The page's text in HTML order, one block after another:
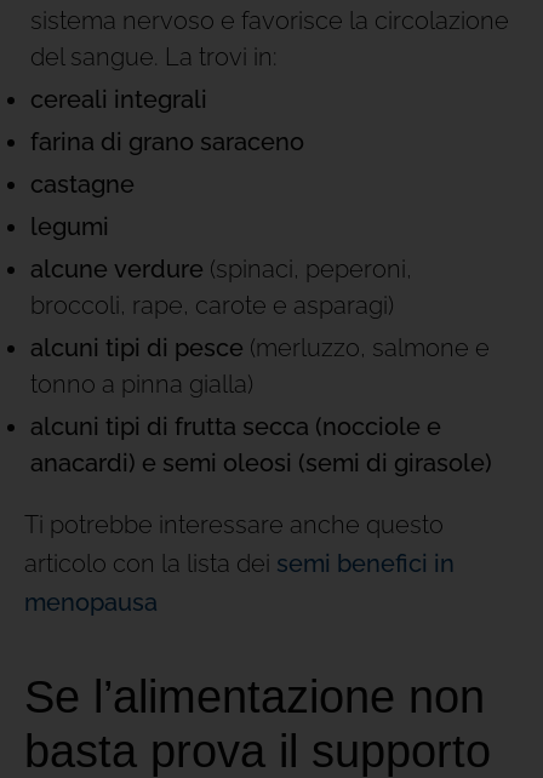
sistema nervoso e favorisce la circolazione
del sangue. La trovi in:
cereali integrali
farina di grano saraceno
castagne
legumi
alcune verdure (spinaci, peperoni,
broccoli, rape, carote e asparagi)
alcuni tipi di pesce (merluzzo, salmone e
tonno a pinna gialla)
alcuni tipi di frutta secca (nocciole e
anacardi) e semi oleosi (semi di girasole)
Ti potrebbe interessare anche questo
articolo con la lista dei semi benefici in
menopausa
Se l’alimentazione non
basta prova il supporto